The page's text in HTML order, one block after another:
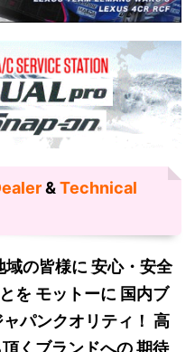
&Technical
域の皆様に 安心・安全
を モットーに 国内ブ
パンクオリティ！ 高